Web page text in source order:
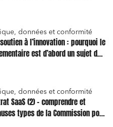
données et conformité
à l’innovation : pourquoi le
est d’abord un sujet de
données et conformité
SaaS (2) – comprendre et
types de la Commission pour
l’économie sociale et